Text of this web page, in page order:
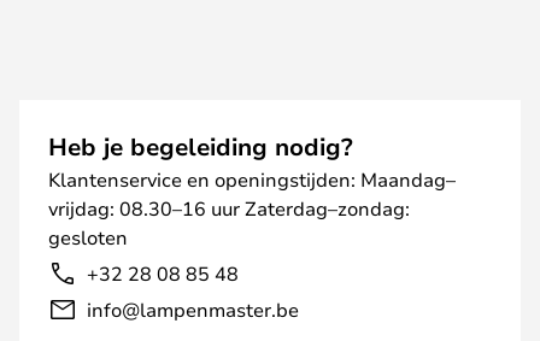
Heb je begeleiding nodig?
Klantenservice en openingstijden: Maandag–
vrijdag: 08.30–16 uur Zaterdag–zondag:
gesloten
+32 28 08 85 48
info@lampenmaster.be